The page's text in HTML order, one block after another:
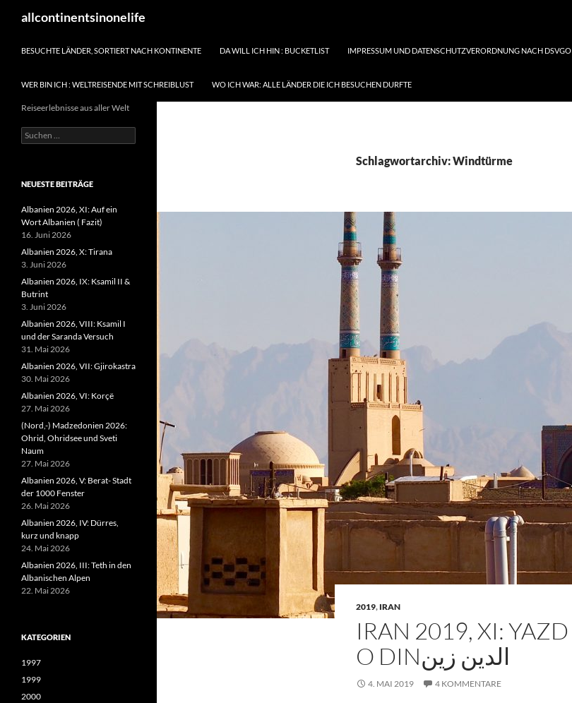
Inhaltallcontinentsinonelife
BESUCHTE LÄNDER, SORTIERT NACH KONTINENTE DA WILL ICH HIN : BUCKETLIST IMPRESSUM UND DATENSCHUTZVERORDNUNG NACH DSVGO
WER BIN ICH : WELTREISENDE MIT SCHREIBLUST WO ICH WAR: ALLE LÄNDER DIE ICH BESUCHEN DURFTE
Schlagwortarchiv: Windtürme
2019, IRAN
IRAN 2019, XI: YAZD یزد & ZEIN
O DINالدين زين
4. MAI 2019 4 KOMMENTARE
Reiseerlebnisse aus aller Welt
Suchen
nach:
NEUESTE BEITRÄGE
Albanien 2026, XI: Auf ein
Wort Albanien ( Fazit)
16. Juni 2026
Albanien 2026, X: Tirana
3. Juni 2026
Albanien 2026, IX: Ksamil II &
Butrint
3. Juni 2026
Albanien 2026, VIII: Ksamil I
und der Saranda Versuch
31. Mai 2026
Albanien 2026, VII: Gjirokastra
30. Mai 2026
Albanien 2026, VI: Korçë
27. Mai 2026
(Nord,-) Madzedonien 2026:
Ohrid, Ohridsee und Sveti
Naum
27. Mai 2026
Albanien 2026, V: Berat- Stadt
der 1000 Fenster
26. Mai 2026
Albanien 2026, IV: Dürres,
kurz und knapp
24. Mai 2026
Albanien 2026, III: Teth in den
Albanischen Alpen
22. Mai 2026
KATEGORIEN
1997
1999
2000